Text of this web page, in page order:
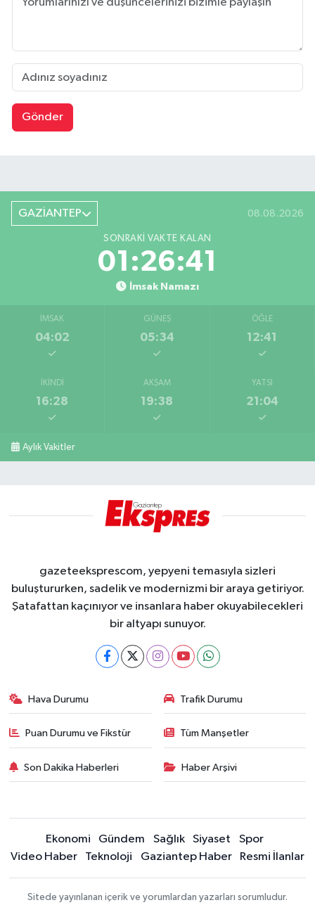
Gönder
GAZİANTEP 08.08.2026
SONRAKI VAKTE KALAN
01:26:40
İmsak Namazı
İMSAK
04:02
GÜNEŞ
05:34
ÖĞLE
12:41
İKINDI
16:28
AKŞAM
19:38
YATSI
21:04
Aylık Vakitler
gazeteeksprescom, yepyeni temasıyla sizleri
buluştururken, sadelik ve modernizmi bir araya getiriyor.
Şatafattan kaçınıyor ve insanlara haber okuyabilecekleri
bir altyapı sunuyor.
Hava Durumu Trafik Durumu
Puan Durumu ve Fikstür Tüm Manşetler
Son Dakika Haberleri Haber Arşivi
Ekonomi Gündem Sağlık Siyaset
Spor
Video Haber
Teknoloji Gaziantep Haber Resmi İlanlar
Sitede yayınlanan içerik ve yorumlardan yazarları sorumludur.